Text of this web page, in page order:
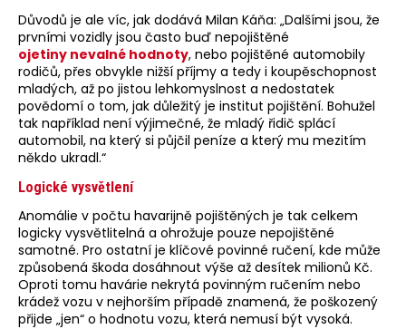
Důvodů je ale víc, jak dodává Milan Káňa: „Dalšími jsou, že
prvními vozidly jsou často buď nepojištěné
ojetiny nevalné hodnoty, nebo pojištěné automobily
rodičů, přes obvykle nižší příjmy a tedy i koupěschopnost
mladých, až po jistou lehkomyslnost a nedostatek
povědomí o tom, jak důležitý je institut pojištění. Bohužel
tak například není výjimečné, že mladý řidič splácí
automobil, na který si půjčil peníze a který mu mezitím
někdo ukradl.“
Logické vysvětlení
Anomálie v počtu havarijně pojištěných je tak celkem
logicky vysvětlitelná a ohrožuje pouze nepojištěné
samotné. Pro ostatní je klíčové povinné ručení, kde může
způsobená škoda dosáhnout výše až desítek milionů Kč.
Oproti tomu havárie nekrytá povinným ručením nebo
krádež vozu v nejhorším případě znamená, že poškozený
přijde „jen“ o hodnotu vozu, která nemusí být vysoká.